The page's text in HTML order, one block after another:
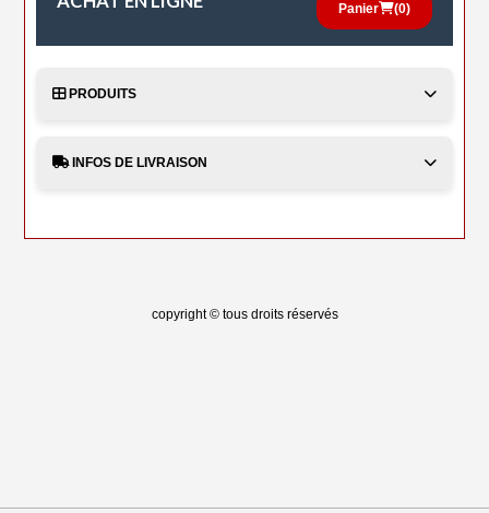
Panier (0)
PRODUITS
INFOS DE LIVRAISON
copyright © tous droits réservés